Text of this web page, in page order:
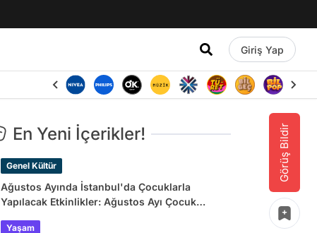
Giriş Yap
Görüş Bildir
En Yeni İçerikler!
Genel Kültür
Ağustos Ayında İstanbul'da Çocuklarla
Yapılacak Etkinlikler: Ağustos Ayı Çocuk
Yaşam